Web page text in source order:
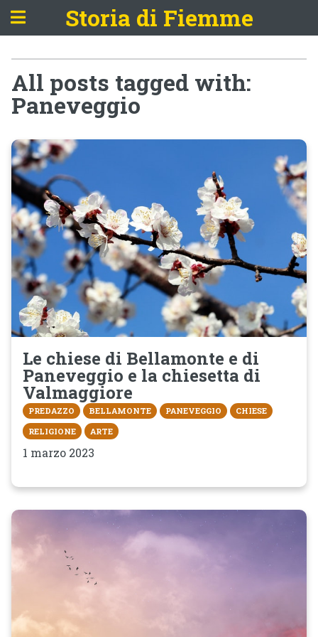
Storia di Fiemme
All posts tagged with:
Paneveggio
Le chiese di Bellamonte e di
Paneveggio e la chiesetta di
Valmaggiore
PREDAZZO BELLAMONTE PANEVEGGIO
CHIESE
RELIGIONE
ARTE
1 marzo 2023